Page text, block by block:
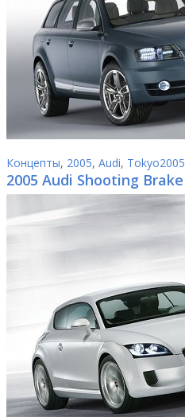
Концепты, 2005, Audi, Tokyo2005
2005 Audi Shooting Brake